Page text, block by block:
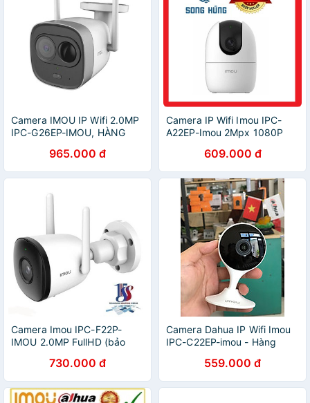
Camera IMOU IP Wifi 2.0MP
IPC-G26EP-IMOU, HÀNG
965.000 đ
Camera IP Wifi Imou IPC-
A22EP-Imou 2Mpx 1080P
609.000 đ
Camera Imou IPC-F22P-
IMOU 2.0MP FullHD (bảo
730.000 đ
Camera Dahua IP Wifi Imou
IPC-C22EP-imou - Hàng
559.000 đ